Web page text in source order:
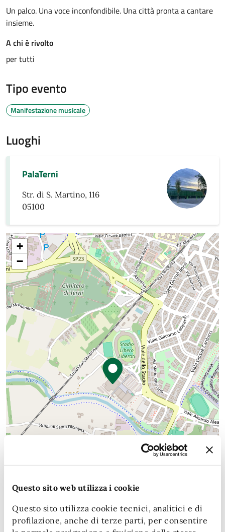
Questo sito web utilizza i cookie
Questo sito utilizza cookie tecnici, analitici e di
profilazione, anche di terze parti, per consentire
Un palco. Una voce inconfondibile. Una città pronta a cantare
insieme.
A chi è rivolto
per tutti
Tipo evento
Manifestazione musicale
Luoghi
PalaTerni
Str. di S. Martino, 116
05100
+
−